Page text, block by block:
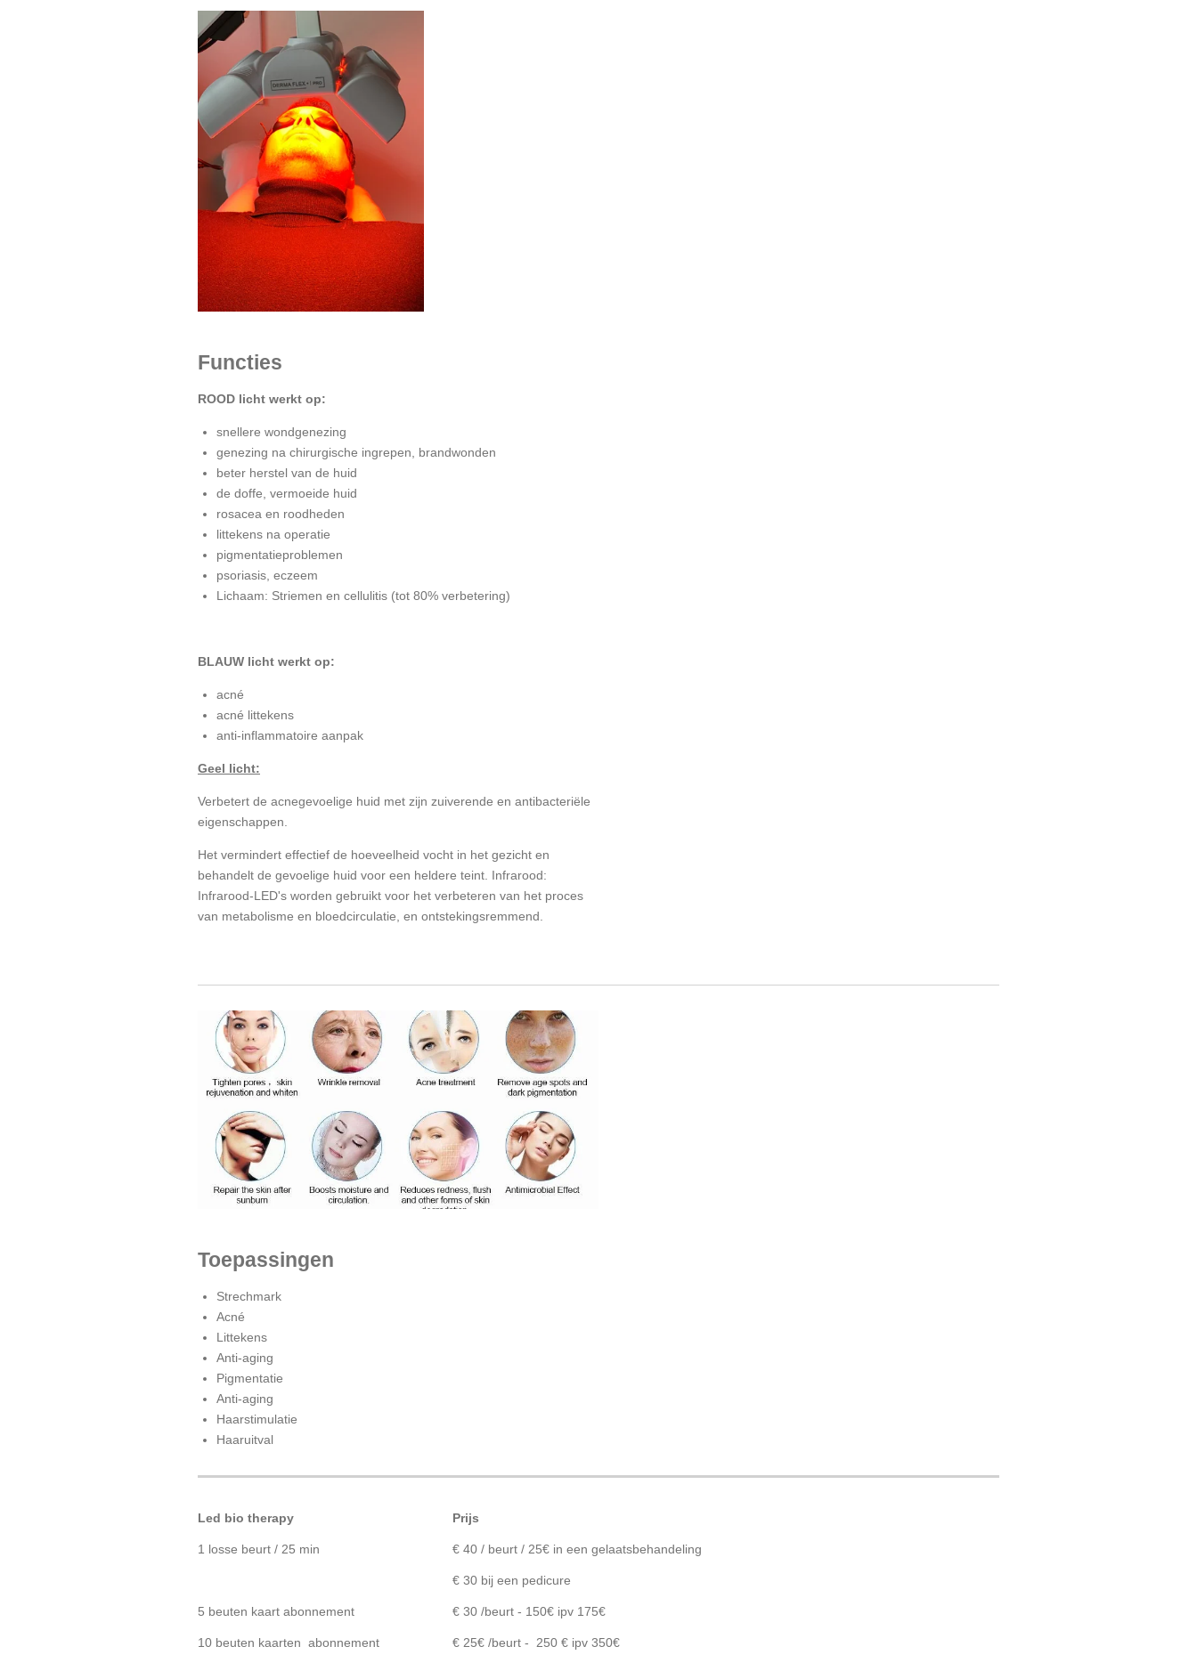
Functies
ROOD licht werkt op:
snellere wondgenezing
genezing na chirurgische ingrepen, brandwonden
beter herstel van de huid
de doffe, vermoeide huid
rosacea en roodheden
littekens na operatie
pigmentatieproblemen
psoriasis, eczeem
Lichaam: Striemen en cellulitis (tot 80% verbetering)
BLAUW licht werkt op:
acné
acné littekens
anti-inflammatoire aanpak
Geel licht:
Verbetert de acnegevoelige huid met zijn zuiverende en antibacteriële
eigenschappen.
Het vermindert effectief de hoeveelheid vocht in het gezicht en
behandelt de gevoelige huid voor een heldere teint. Infrarood:
Infrarood-LED's worden gebruikt voor het verbeteren van het proces
van metabolisme en bloedcirculatie, en ontstekingsremmend.
Toepassingen
Strechmark
Acné
Littekens
Anti-aging
Pigmentatie
Anti-aging
Haarstimulatie
Haaruitval
Led bio therapy Prijs
1 losse beurt / 25 min € 40 / beurt / 25€ in een gelaatsbehandeling
€ 30 bij een pedicure
5 beuten kaart abonnement € 30 /beurt - 150€ ipv 175€
10 beuten kaarten abonnement € 25€ /beurt - 250 € ipv 350€